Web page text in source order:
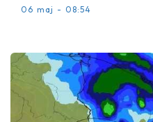
06 maj - 08:54